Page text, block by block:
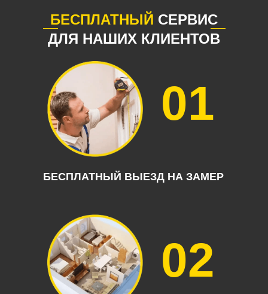
БЕСПЛАТНЫЙ ВЫЕЗД НА ЗАМЕР
01
02
БЕСПЛАТНЫЙ СЕРВИС
ДЛЯ НАШИХ КЛИЕНТОВ